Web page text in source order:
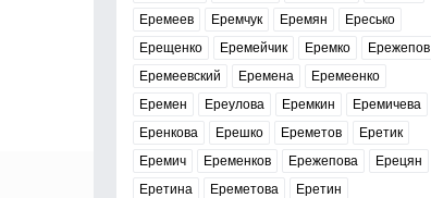
Еремеев
Еремчук Еремян
Ересько
Ерещенко
Еремейчик Еремко
Ережепов
Еремеевский
Еремена
Еремеенко
Еремен
Ереулова Еремкин
Еремичева
Еренкова
Ерешко Ереметов
Еретик
Еремич
Еременков Ережепова
Ерецян
Еретина
Ереметова Еретин